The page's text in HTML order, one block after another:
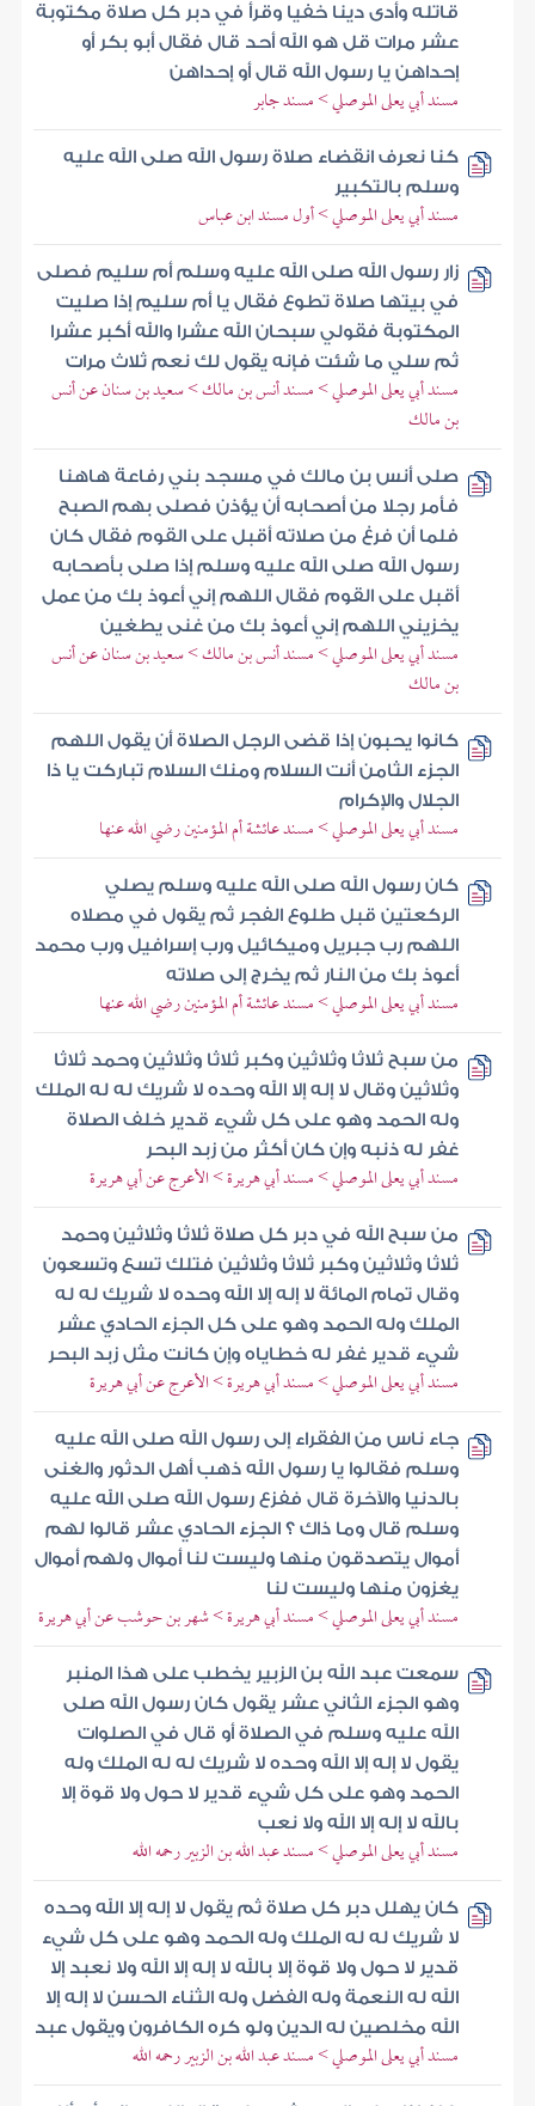
قاتله وأدى دينا خفيا وقرأ في دبر كل صلاة مكتوبة
عشر مرات قل هو الله أحد قال فقال أبو بكر أو
إحداهن يا رسول الله قال أو إحداهن
مسند أبي يعلى الموصلي > مسند جابر
كنا نعرف انقضاء صلاة رسول الله صلى الله عليه
وسلم بالتكبير
مسند أبي يعلى الموصلي > أول مسند ابن عباس
زار رسول الله صلى الله عليه وسلم أم سليم فصلى
في بيتها صلاة تطوع فقال يا أم سليم إذا صليت
المكتوبة فقولي سبحان الله عشرا والله أكبر عشرا
ثم سلي ما شئت فإنه يقول لك نعم ثلاث مرات
مسند أبي يعلى الموصلي > مسند أنس بن مالك > سعيد بن سنان عن أنس
بن مالك
صلى أنس بن مالك في مسجد بني رفاعة هاهنا
فأمر رجلا من أصحابه أن يؤذن فصلى بهم الصبح
فلما أن فرغ من صلاته أقبل على القوم فقال كان
رسول الله صلى الله عليه وسلم إذا صلى بأصحابه
أقبل على القوم فقال اللهم إني أعوذ بك من عمل
يخزيني اللهم إني أعوذ بك من غنى يطغين
مسند أبي يعلى الموصلي > مسند أنس بن مالك > سعيد بن سنان عن أنس
بن مالك
كانوا يحبون إذا قضى الرجل الصلاة أن يقول اللهم
الجزء الثامن أنت السلام ومنك السلام تباركت يا ذا
الجلال والإكرام
مسند أبي يعلى الموصلي > مسند عائشة أم المؤمنين رضي الله عنها
كان رسول الله صلى الله عليه وسلم يصلي
الركعتين قبل طلوع الفجر ثم يقول في مصلاه
اللهم رب جبريل وميكائيل ورب إسرافيل ورب محمد
أعوذ بك من النار ثم يخرج إلى صلاته
مسند أبي يعلى الموصلي > مسند عائشة أم المؤمنين رضي الله عنها
من سبح ثلاثا وثلاثين وكبر ثلاثا وثلاثين وحمد ثلاثا
وثلاثين وقال لا إله إلا الله وحده لا شريك له له الملك
وله الحمد وهو على كل شيء قدير خلف الصلاة
غفر له ذنبه وإن كان أكثر من زبد البحر
مسند أبي يعلى الموصلي > مسند أبي هريرة > الأعرج عن أبي هريرة
من سبح الله في دبر كل صلاة ثلاثا وثلاثين وحمد
ثلاثا وثلاثين وكبر ثلاثا وثلاثين فتلك تسع وتسعون
وقال تمام المائة لا إله إلا الله وحده لا شريك له له
الملك وله الحمد وهو على كل الجزء الحادي عشر
شيء قدير غفر له خطاياه وإن كانت مثل زبد البحر
مسند أبي يعلى الموصلي > مسند أبي هريرة > الأعرج عن أبي هريرة
جاء ناس من الفقراء إلى رسول الله صلى الله عليه
وسلم فقالوا يا رسول الله ذهب أهل الدثور والغنى
بالدنيا والآخرة قال ففزع رسول الله صلى الله عليه
وسلم قال وما ذاك ؟ الجزء الحادي عشر قالوا لهم
أموال يتصدقون منها وليست لنا أموال ولهم أموال
يغزون منها وليست لنا
مسند أبي يعلى الموصلي > مسند أبي هريرة > شهر بن حوشب عن أبي هريرة
سمعت عبد الله بن الزبير يخطب على هذا المنبر
وهو الجزء الثاني عشر يقول كان رسول الله صلى
الله عليه وسلم في الصلاة أو قال في الصلوات
يقول لا إله إلا الله وحده لا شريك له له الملك وله
الحمد وهو على كل شيء قدير لا حول ولا قوة إلا
بالله لا إله إلا الله ولا نعب
مسند أبي يعلى الموصلي > مسند عبد الله بن الزبير رحمه الله
كان يهلل دبر كل صلاة ثم يقول لا إله إلا الله وحده
لا شريك له له الملك وله الحمد وهو على كل شيء
قدير لا حول ولا قوة إلا بالله لا إله إلا الله ولا نعبد إلا
الله له النعمة وله الفضل وله الثناء الحسن لا إله إلا
الله مخلصين له الدين ولو كره الكافرون ويقول عبد
مسند أبي يعلى الموصلي > مسند عبد الله بن الزبير رحمه الله